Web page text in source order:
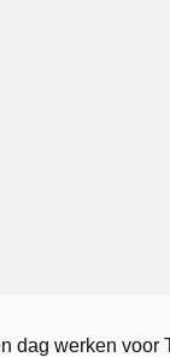
dag werken voor